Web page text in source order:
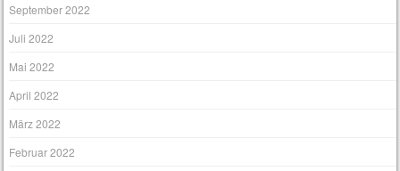
September 2022
Juli 2022
Mai 2022
April 2022
März 2022
Februar 2022